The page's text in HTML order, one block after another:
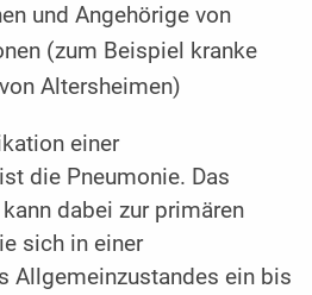
und Angehörige von
(zum Beispiel kranke
Altersheimen)
einer
die Pneumonie. Das
dabei zur primären
sich in einer
Allgemeinzustandes ein bis